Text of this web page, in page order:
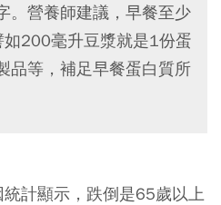
營養師建議，早餐至少
200毫升豆漿就是1份蛋
品等，補足早餐蛋白質所
計顯示，跌倒是65歲以上